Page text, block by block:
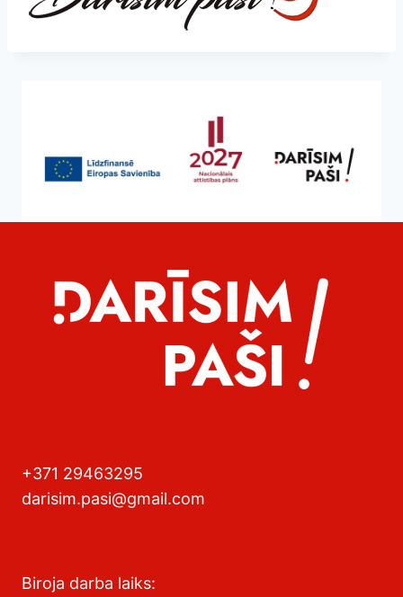
+371 29463295
darisim.pasi@gmail.com
Biroja darba laiks: